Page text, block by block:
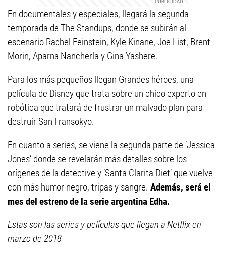
En documentales y especiales, llegará la segunda
temporada de The Standups, donde se subirán al
escenario Rachel Feinstein, Kyle Kinane, Joe List, Brent
Morin, Aparna Nancherla y Gina Yashere.
Para los más pequeños llegan Grandes héroes, una
película de Disney que trata sobre un chico experto en
robótica que tratará de frustrar un malvado plan para
destruir San Fransokyo.
En cuanto a series, se viene la segunda parte de ‘Jessica
Jones’ donde se revelarán más detalles sobre los
orígenes de la detective y ‘Santa Clarita Diet’ que vuelve
con más humor negro, tripas y sangre. Además, será el
mes del estreno de la serie argentina Edha.
Estas son las series y películas que llegan a Netflix en
marzo de 2018